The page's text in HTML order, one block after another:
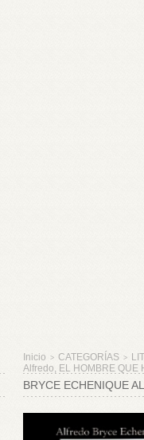
Inicio > CATEGORÍAS >
Alfredo, EL HOMBRE QUE
BRYCE ECHENIQUE